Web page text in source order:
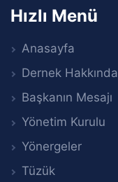
Hızlı Menü
Anasayfa
Dernek Hakkında
Başkanın Mesajı
Yönetim Kurulu
Yönergeler
Tüzük